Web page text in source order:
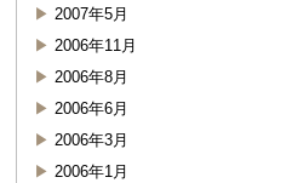
2007年5月
2006年11月
2006年8月
2006年6月
2006年3月
2006年1月